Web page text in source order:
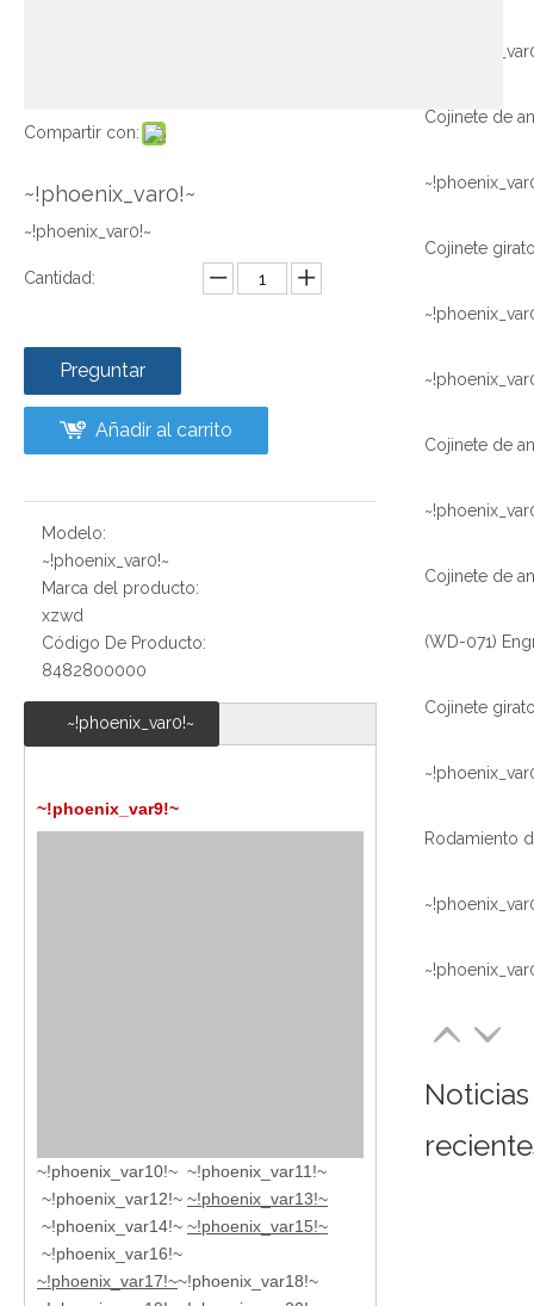
Compartir con:
~!phoenix_var0!~
~!phoenix_var0!~
Cantidad:
Preguntar
Añadir al carrito
Modelo:
~!phoenix_var0!~
Marca del producto:
xzwd
Código De Producto:
8482800000
~!phoenix_var0!~
~!phoenix_var9!~
~!phoenix_var10!~ ~!phoenix_var11!~
~!phoenix_var12!~ ~!phoenix_var13!~
~!phoenix_var14!~ ~!phoenix_var15!~
~!phoenix_var16!~
~!phoenix_var17!~~!phoenix_var18!~
Noticias